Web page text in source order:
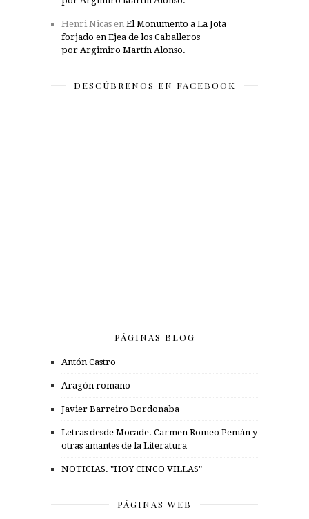
Henri Nicas en El Monumento a La Jota
forjado en Ejea de los Caballeros
por Argimiro Martín Alonso.
DESCÚBRENOS EN FACEBOOK
PÁGINAS BLOG
Antón Castro
Aragón romano
Javier Barreiro Bordonaba
Letras desde Mocade. Carmen Romeo Pemán y
otras amantes de la Literatura
NOTICIAS. "HOY CINCO VILLAS"
PÁGINAS WEB